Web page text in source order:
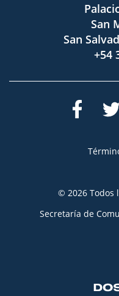
San
San
+54
© 2026 Todos
Secretaría de